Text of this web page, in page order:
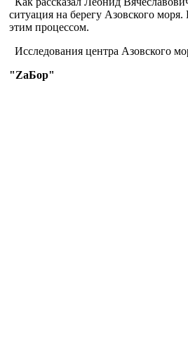
ситуация на берегу Азовского
этим процессом.
Исследования центра Азовского
"ZaБор"